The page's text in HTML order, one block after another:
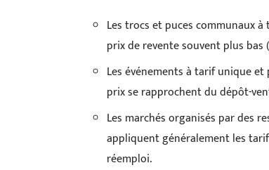
Les trocs et puces communaux
prix de revente souvent plus
Les événements à tarif unique
prix se rapprochent du dépôt-
Les marchés organisés par des
appliquent généralement les
réemploi.